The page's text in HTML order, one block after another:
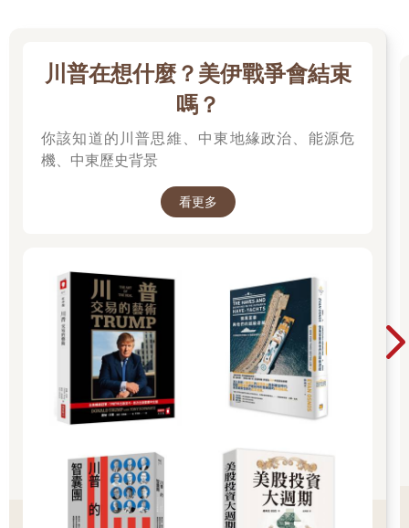
我們不妨問自己這個問題：有多少年，你沒有嘗試過新的挑戰或
新的學習？做新鮮事，才能夠讓你感覺到自己是一個新鮮的人。
離開舒適圈，不必冒險去跳懸崖，最安全的手法是承認自己不
足，願意繼續學習。
與其想退休，不如想如何不退化！
小創新嘗試。
這一年，我其實還是很忙碌，不過因為不能夠出國，就「省」去
了在世界各國飛來飛去的時間。對我這種不安於室的人，一剛開
始感覺失去了飛行的自由是有一點落寞的，很快的我就開始為自
2020年我考上了我想要念的千年學府嶽麓書院的歷史博士班，如
果旅行還是很自由的話，我的時間其實是會變得很零碎，因為每
然失去了親身體驗的感動，不過大量節約了時間，像我這樣閒不
下來的人，開始問自己：多出來的時間我到底有什麼事可以做？
碰巧我的朋友黃大米，她問我可不可以幫她錄兩集Podcast？
川普在想什麼？美伊戰爭會結束
嗎？
你該知道的川普思維、中東地緣政治、能源危
機、中東歷史背景
看更多